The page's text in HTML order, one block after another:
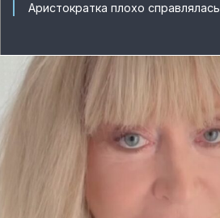
Аристократка плохо справлялась